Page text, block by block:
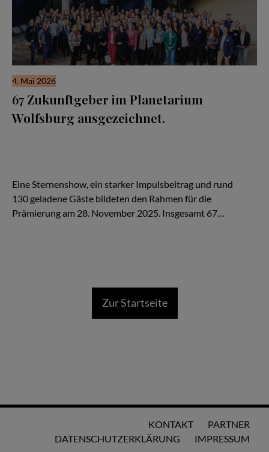
4. Mai 2026
67 Zukunftgeber im Planetarium
Wolfsburg ausgezeichnet.
Eine Sternenshow, ein starker Impulsbeitrag und rund
130 geladene Gäste bildeten den Rahmen für die
Prämierung am 28. November 2025. Insgesamt 67…
Zur Startseite
KONTAKT
PARTNER
DATENSCHUTZERKLÄRUNG
IMPRESSUM